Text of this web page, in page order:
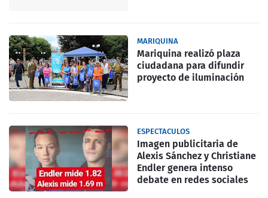
MARIQUINA
Mariquina realizó plaza
ciudadana para difundir
proyecto de iluminación
ESPECTACULOS
Imagen publicitaria de
Alexis Sánchez y Christiane
Endler genera intenso
debate en redes sociales